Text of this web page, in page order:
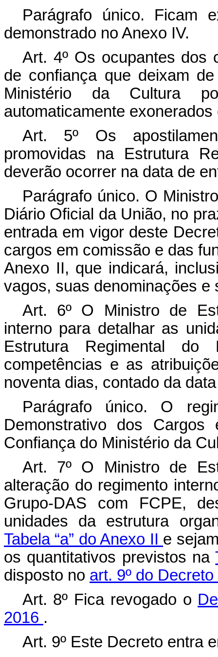
Parágrafo único. Ficam
demonstrado no Anexo IV.
Art. 4º Os ocupantes dos
de confiança que deixam
Ministério da Cultura
automaticamente
Art. 5º Os
promovidas na Estrutura
deverão ocorrer na data de
Parágrafo único. O
Diário Oficial da União, no
entrada em vigor deste
cargos em comissão e das
Anexo II, que indicará,
vagos, suas denominações e
Art. 6º O Ministro de
interno para detalhar as
Estrutura Regimental
competências e as
noventa dias, contado da
Parágrafo único. O
Demonstrativo dos
Confiança do Ministério da
Art. 7º O Ministro de
alteração do regimento
Grupo-DAS com FCPE,
unidades da estrutura
Tabela “a” do Anexo II e
os quantitativos previstos na
disposto no art. 9º do
Art. 8º Fica revogado o
2016 .
Art. 9º Este Decreto entra